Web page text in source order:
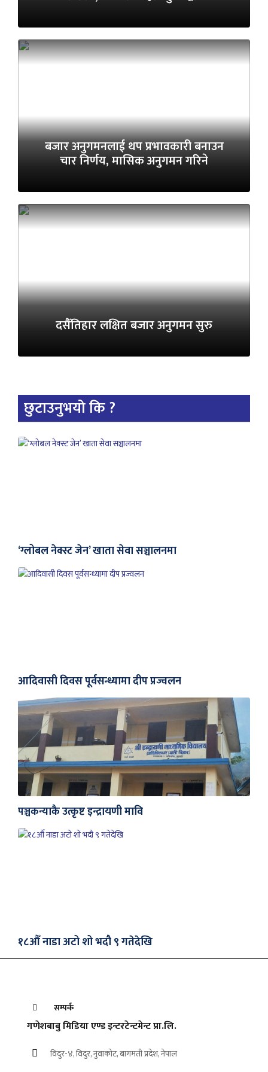
बजार अनुगमनलाई थप प्रभावकारी बनाउन
चार निर्णय, मासिक अनुगमन गरिने
दसैँतिहार लक्षित बजार अनुगमन सुरु
छुटाउनुभयो कि ?
‘ग्लोबल नेक्स्ट जेन’ खाता सेवा सञ्चालनमा
आदिवासी दिवस पूर्वसन्ध्यामा दीप प्रज्वलन
पञ्चकन्याकै उत्कृष्ट इन्द्रायणी मावि
१८औँ नाडा अटो शो भदौ ९ गतेदेखि
सम्पर्क
गणेशबाबु मिडिया एण्ड इन्टरटेन्टमेन्ट प्रा.लि.
विदुर-४, विदुर, नुवाकोट, बागमती प्रदेश, नेपाल